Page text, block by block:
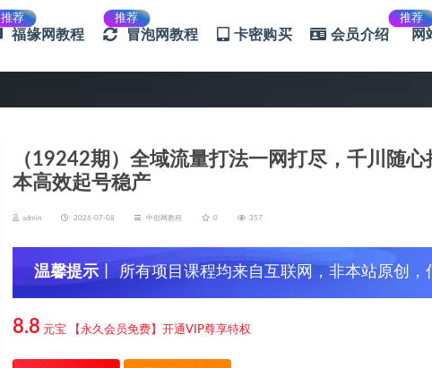
推荐
福缘网教程
推荐
冒泡网教程 卡密购买 会员介绍
推荐
（19242期）全域流量打法一网打尽，千川随
本高效起号稳产
admin 2026-07-08 中创网教程 0 357
温馨提示 丨 所有项目课程均来自互联网，非本站原创
信，谨防上当受骗！
8.8 元宝 【永久会员免费】开通VIP尊享特权